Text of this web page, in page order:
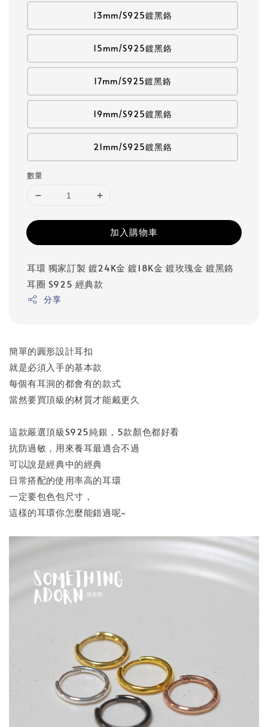
13mm/S925鍍黑鉻
15mm/S925鍍黑鉻
17mm/S925鍍黑鉻
19mm/S925鍍黑鉻
21mm/S925鍍黑鉻
數量
加入購物車
耳環 獨家訂製 鍍24K金鍍18K金鍍玫瑰金鍍黑鉻
耳圈 S925 經典款
分享
簡單的圓形設計耳扣
就是必須入手的基本款
每個有耳洞的都會有的款式
當然要買頂級的材質才能戴更久
這款嚴選頂級S925純銀，5款顏色都好看
抗防過敏，用來養耳最適合不過
可以說是經典中的經典
日常搭配的使用率高的耳環
一定要包色包尺寸，
這樣的耳環你怎麼能錯過呢~